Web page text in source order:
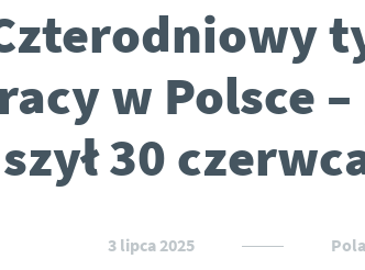
w Polsce
30
3 lipca 2025